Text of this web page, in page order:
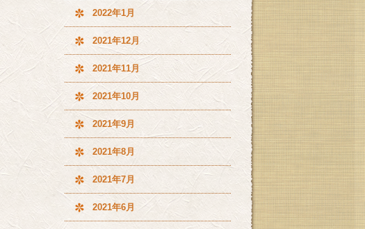
2022年1月
2021年12月
2021年11月
2021年10月
2021年9月
2021年8月
2021年7月
2021年6月